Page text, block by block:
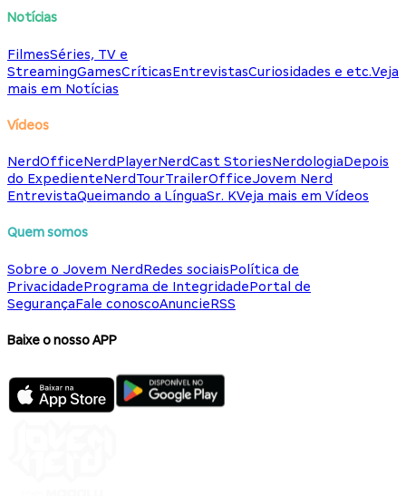
Notícias
FilmesSéries, TV e
StreamingGamesCríticasEntrevistasCuriosidades e etc.Veja
mais em Notícias
Vídeos
NerdOfficeNerdPlayerNerdCast StoriesNerdologiaDepois
do ExpedienteNerdTourTrailerOfficeJovem Nerd
EntrevistaQueimando a LínguaSr. KVeja mais em Vídeos
Quem somos
Sobre o Jovem NerdRedes sociaisPolítica de
PrivacidadePrograma de IntegridadePortal de
SegurançaFale conoscoAnuncieRSS
Baixe o nosso APP